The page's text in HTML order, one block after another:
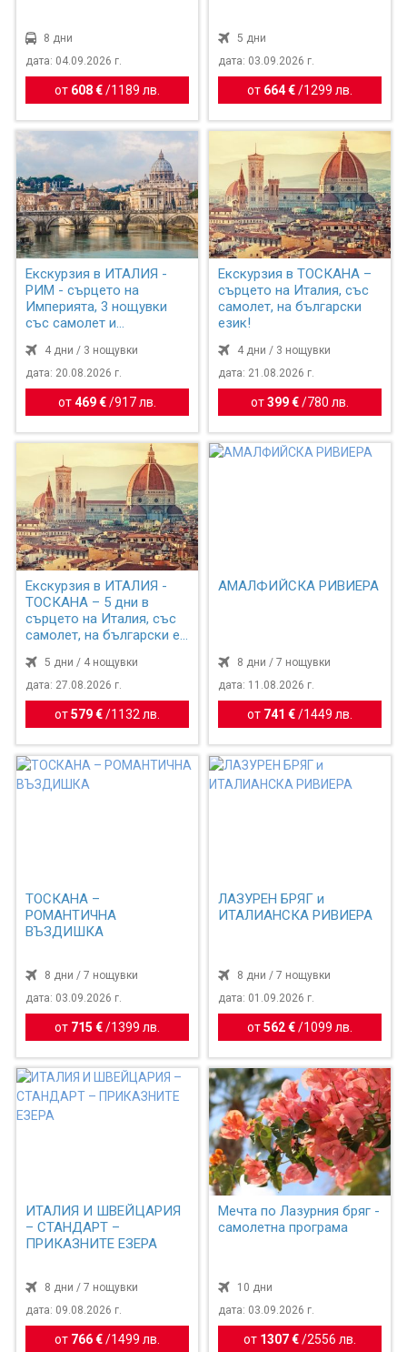
8 дни
дата: 04.09.2026 г.
от 608 € / 1189 лв.
5 дни
дата: 03.09.2026 г.
от 664 €/ 1299 лв.
Екскурзия в ИТАЛИЯ -
РИМ - сърцето на
Империята, 3 нощувки
със самолет и
4 дни / 3 нощувки
дата: 20.08.2026 г.
от469 € /917 лв.
Екскурзия в ТОСКАНА –
сърцето на Италия, със
самолет, на български
език!
4 дни / 3 нощувки
дата: 21.08.2026 г.
от399 €/ 780 лв.
Екскурзия в ИТАЛИЯ -
ТОСКАНА – 5 дни в
сърцето на Италия, със
самолет, на български е...
5 дни / 4 нощувки
дата: 27.08.2026 г.
от579 € / 1132 лв.
АМАЛФИЙСКА РИВИЕРА
8 дни / 7 нощувки
дата: 11.08.2026 г.
от 741 €/ 1449 лв.
ТОСКАНА –
РОМАНТИЧНА
ВЪЗДИШКА
8 дни / 7 нощувки
дата: 03.09.2026 г.
от 715 € / 1399 лв.
ЛАЗУРЕН БРЯГ и
ИТАЛИАНСКА РИВИЕРА
8 дни / 7 нощувки
дата: 01.09.2026 г.
от562 €/ 1099 лв.
ИТАЛИЯ И ШВЕЙЦАРИЯ
– СТАНДАРТ –
ПРИКАЗНИТЕ ЕЗЕРА
8 дни / 7 нощувки
дата: 09.08.2026 г.
от 766 € / 1499 лв.
Мечта по Лазурния бряг -
самолетна програма
10 дни
дата: 03.09.2026 г.
от 1307 €/2556 лв.